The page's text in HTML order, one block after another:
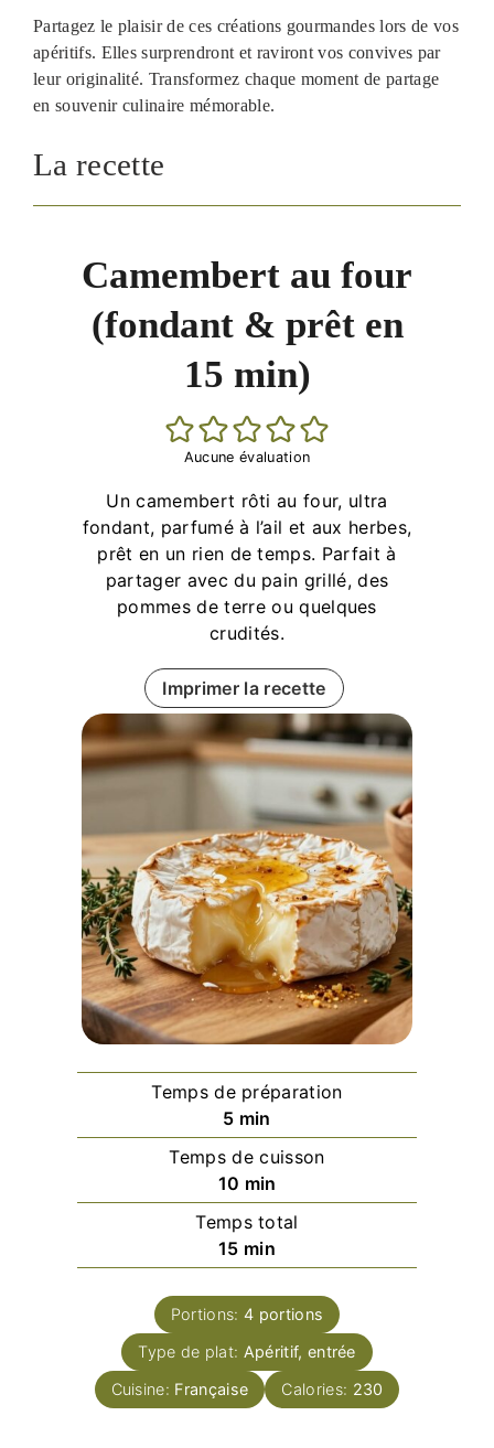
Partagez le plaisir de ces créations gourmandes lors de vos
apéritifs. Elles surprendront et raviront vos convives par
leur originalité. Transformez chaque moment de partage
en souvenir culinaire mémorable.
La recette
Camembert au four
(fondant & prêt en
15 min)
Aucune évaluation
Un camembert rôti au four, ultra
fondant, parfumé à l’ail et aux herbes,
prêt en un rien de temps. Parfait à
partager avec du pain grillé, des
pommes de terre ou quelques
crudités.
Imprimer la recette
Temps de préparation
5minutes
min
Temps de cuisson
10 minutes
min
Temps total
15minutes
min
Portions: 4 portions
Type de plat: Apéritif, entrée
Cuisine: Française Calories: 230